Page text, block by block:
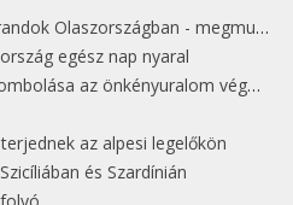
- megmutatjuk a 15 legjobbat
egész nap nyaral
az önkényuralom végét jelentette
az alpesi legelőkön
és Szardínián